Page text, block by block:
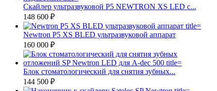
Скайлер ультразвуковой P5 NEWTRON XS LED с...
148 600 ₽
Newtron P5 XS BLED ультразвуковой аппарат
160 000 ₽
Блок стоматологический для снятия зубных...
144 500 ₽